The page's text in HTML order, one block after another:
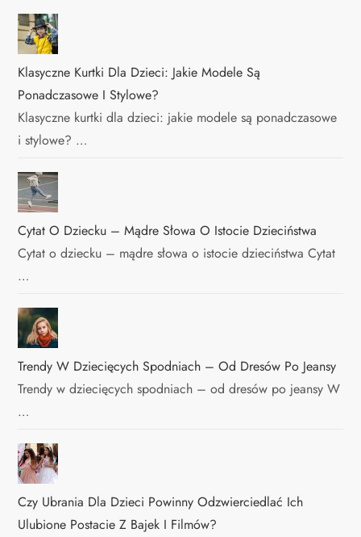
Klasyczne Kurtki Dla Dzieci: Jakie Modele Są
Ponadczasowe I Stylowe?
Klasyczne kurtki dla dzieci: jakie modele są ponadczasowe
i stylowe? …
Cytat O Dziecku – Mądre Słowa O Istocie Dzieciństwa
Cytat o dziecku – mądre słowa o istocie dzieciństwa Cytat
…
Trendy W Dziecięcych Spodniach – Od Dresów Po Jeansy
Trendy w dziecięcych spodniach – od dresów po jeansy W
…
Czy Ubrania Dla Dzieci Powinny Odzwierciedlać Ich
Ulubione Postacie Z Bajek I Filmów?